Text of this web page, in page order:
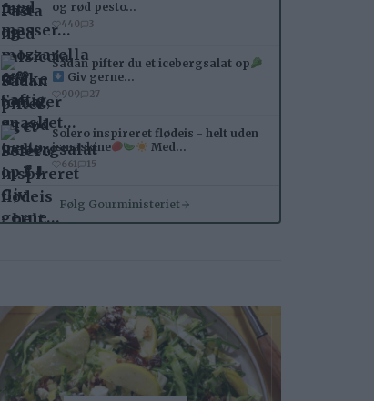
og rød pesto…
440 3
Sådan pifter du et icebergsalat op
Giv gerne…
909 27
Solero inspireret flødeis - helt uden
ismaskine
Med…
661 15
Følg Gourministeriet